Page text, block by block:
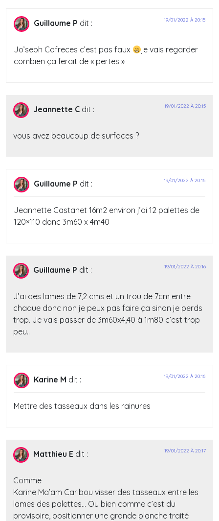
Guillaume P dit : 19/01/2022 À 20:15
Jo’seph Cofreces c’est pas faux
je vais regarder
combien ça ferait de « pertes »
Jeannette C dit : 19/01/2022 À 20:15
vous avez beaucoup de surfaces ?
Guillaume P dit : 19/01/2022 À 20:16
Jeannette Castanet 16m2 environ j’ai 12 palettes de
120×110 donc 3m60 x 4m40
Guillaume P dit : 19/01/2022 À 20:16
J’ai des lames de 7,2 cms et un trou de 7cm entre
chaque donc non je peux pas faire ça sinon je perds
trop. Je vais passer de 3m60x4,40 à 1m80 c’est trop
peu..
Karine M dit : 19/01/2022 À 20:16
Mettre des tasseaux dans les rainures
Matthieu E dit : 19/01/2022 À 20:17
Comme
Karine Ma’am Caribou visser des tasseaux entre les
lames des palettes… Ou bien comme c’est du
provisoire, positionner une grande planche traité